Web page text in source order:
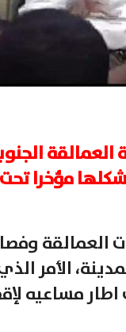
العمالقة
مؤخرا
العمالقة
الأمر
مساعيه